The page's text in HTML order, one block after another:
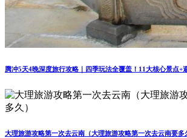
腾冲5天4晚深度旅行攻略｜四季玩法全覆盖！11大核心景点+
大理旅游攻略第一次去云南（大理旅游攻略第一次去云南要多